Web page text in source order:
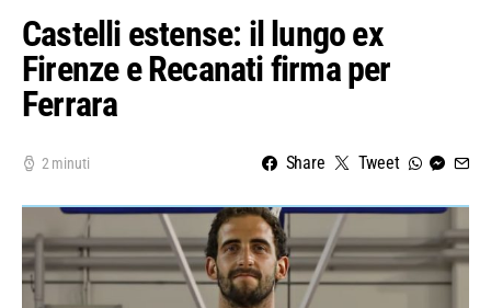
Castelli estense: il lungo ex
Firenze e Recanati firma per
Ferrara
2 minuti Share Tweet